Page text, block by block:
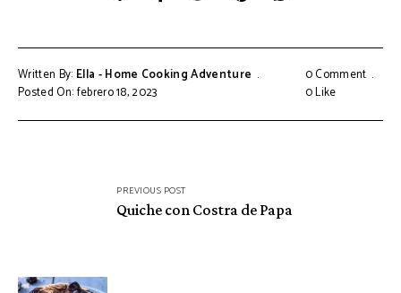
Written By: Ella - Home Cooking Adventure
Posted On: febrero 18, 2023
0 Comment
0Like
PREVIOUS POST
Quiche con Costra de Papa